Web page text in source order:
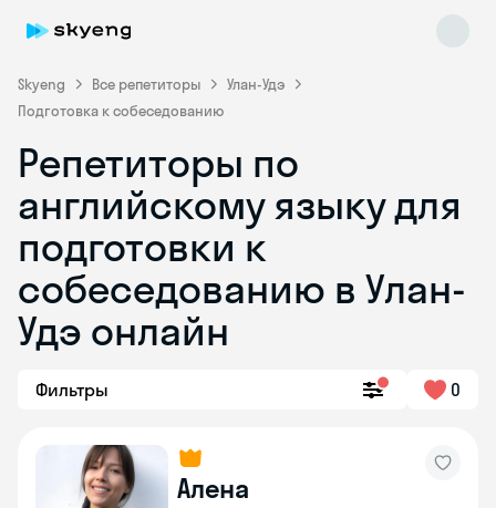
Skyeng Все репетиторы
Улан-Удэ
Подготовка к собеседованию
Репетиторы по
английскому языку для
подготовки к
собеседованию в Улан-
Удэ онлайн
Фильтры 0
Алена
Skyeng Chat